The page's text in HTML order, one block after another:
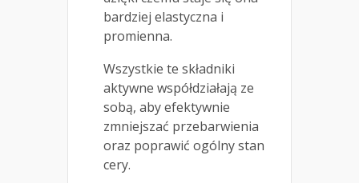
bardziej elastyczna i
promienna.
Wszystkie te składniki
aktywne współdziałają ze
sobą, aby efektywnie
zmniejszać przebarwienia
oraz poprawić ogólny stan
cery.